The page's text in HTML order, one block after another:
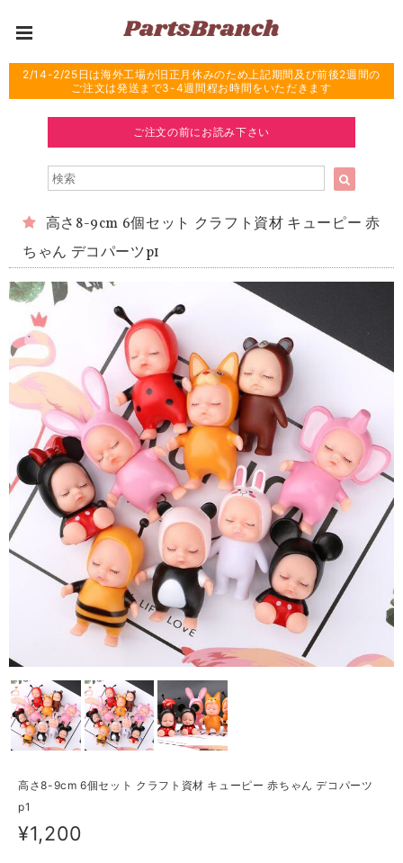
2/14-2/25日は海外工場が旧正月休みのため上記期間及び前後2週間の
ご注文は発送まで3-4週間程お時間をいただきます
ご注文の前にお読み下さい
高さ8-9cm 6個セット クラフト資材 キューピー 赤
ちゃん デコパーツp1
高さ8-9cm 6個セット クラフト資材 キューピー 赤ちゃん デコパーツ
p1
¥1,200